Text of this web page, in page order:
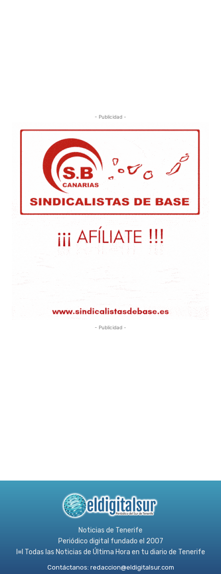
- Publicidad -
- Publicidad -
Noticias de Tenerife
Periódico digital fundado el 2007
l≡l Todas las Noticias de Última Hora en tu diario de Tenerife
Contáctanos: redaccion@eldigitalsur.com